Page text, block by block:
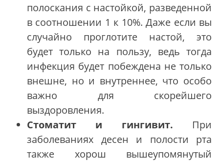
полоскания с настойкой, разведенной
в соотношении 1 к 10%. Даже если вы
случайно проглотите настой, это
будет только на пользу, ведь тогда
инфекция будет побеждена не только
внешне, но и внутреннее, что особо
важно для скорейшего
выздоровления.
Стоматит и гингивит. При
заболеваниях десен и полости рта
также хорош вышеупомянутый